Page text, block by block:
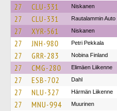
27 CLU-331 Niskanen
27 CLU-331 Rautalammin Auto
27 XYR-561 Niskanen
27 JNH-980 Petri Pekkala
27 GRR-283 Nobina Finland
27 CMG-280 Elimäen Liikenne
27 ESB-702 Dahl
27 NLU-327 Härmän Liikenne
27 MNU-994 Muurinen